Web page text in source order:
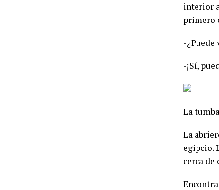
interior
primero
-¿Puede
-¡Sí,
La
La
egipcio.
cerca